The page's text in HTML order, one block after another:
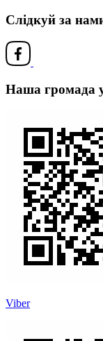
Слідкуй за
Наша громада
Viber